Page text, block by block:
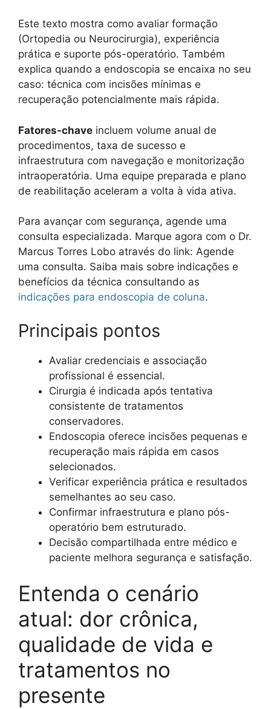
Este texto mostra como avaliar formação
(Ortopedia ou Neurocirurgia), experiência
prática e suporte pós-operatório. Também
explica quando a endoscopia se encaixa no seu
caso: técnica com incisões mínimas e
recuperação potencialmente mais rápida.
Fatores-chave incluem volume anual de
procedimentos, taxa de sucesso e
infraestrutura com navegação e monitorização
intraoperatória. Uma equipe preparada e plano
de reabilitação aceleram a volta à vida ativa.
Para avançar com segurança, agende uma
consulta especializada. Marque agora com o Dr.
Marcus Torres Lobo através do link: Agende
uma consulta. Saiba mais sobre indicações e
benefícios da técnica consultando as
indicações para endoscopia de coluna.
Principais pontos
Avaliar credenciais e associação
profissional é essencial.
Cirurgia é indicada após tentativa
consistente de tratamentos
conservadores.
Endoscopia oferece incisões pequenas e
recuperação mais rápida em casos
selecionados.
Verificar experiência prática e resultados
semelhantes ao seu caso.
Confirmar infraestrutura e plano pós-
operatório bem estruturado.
Decisão compartilhada entre médico e
paciente melhora segurança e satisfação.
Entenda o cenário
atual: dor crônica,
qualidade de vida e
tratamentos no
presente